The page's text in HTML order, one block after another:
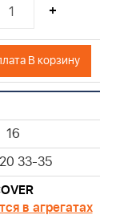
+
В корзину
16
33-35
в агрегатах